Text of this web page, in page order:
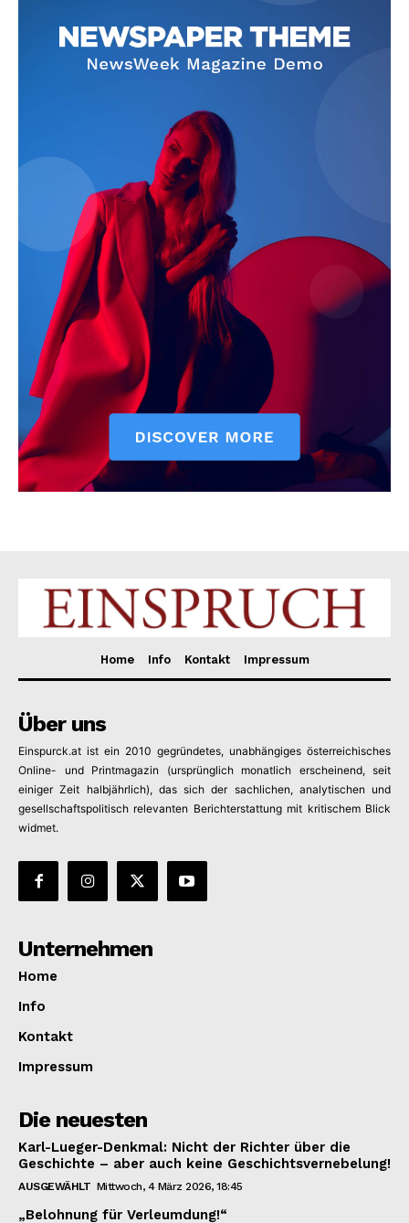
Home Info Kontakt Impressum
Über uns
Einspurck.at ist ein 2010 gegründetes, unabhängiges österreichisches
Online- und Printmagazin (ursprünglich monatlich erscheinend, seit
einiger Zeit halbjährlich), das sich der sachlichen, analytischen und
gesellschaftspolitisch relevanten Berichterstattung mit kritischem Blick
widmet.
Unternehmen
Home
Info
Kontakt
Impressum
Die neuesten
Karl-Lueger-Denkmal: Nicht der Richter über die
Geschichte – aber auch keine Geschichtsvernebelung!
AUSGEWÄHLT Mittwoch, 4 März 2026, 18:45
„Belohnung für Verleumdung!“